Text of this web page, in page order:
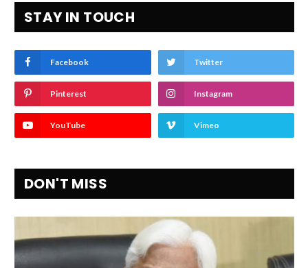
STAY IN TOUCH
Facebook Twitter
Pinterest Instagram
YouTube Vimeo
DON'T MISS